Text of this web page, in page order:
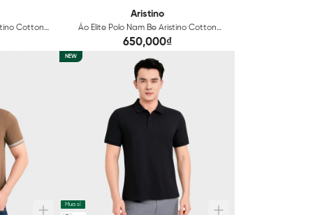
Cotton
Aristino
Áo Elite Polo Nam Be Aristino Cotton
Regular Fit APS167S3EC
650,000₫
NEW
Mua sỉ